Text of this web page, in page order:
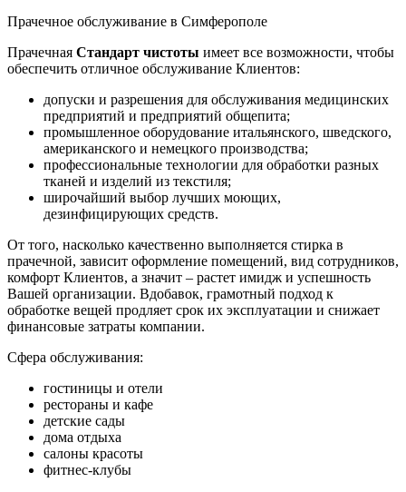
Прачечное обслуживание в Симферополе
Прачечная Стандарт чистоты имеет все возможности, чтобы
обеспечить отличное обслуживание Клиентов:
допуски и разрешения для обслуживания медицинских
предприятий и предприятий общепита;
промышленное оборудование итальянского, шведского,
американского и немецкого производства;
профессиональные технологии для обработки разных
тканей и изделий из текстиля;
широчайший выбор лучших моющих,
дезинфицирующих средств.
От того, насколько качественно выполняется стирка в
прачечной, зависит оформление помещений, вид сотрудников,
комфорт Клиентов, а значит – растет имидж и успешность
Вашей организации. Вдобавок, грамотный подход к
обработке вещей продляет срок их эксплуатации и снижает
финансовые затраты компании.
Сфера обслуживания:
гостиницы и отели
рестораны и кафе
детские сады
дома отдыха
салоны красоты
фитнес-клубы